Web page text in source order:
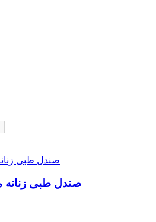
صندل طبی زنانه مدل 1022